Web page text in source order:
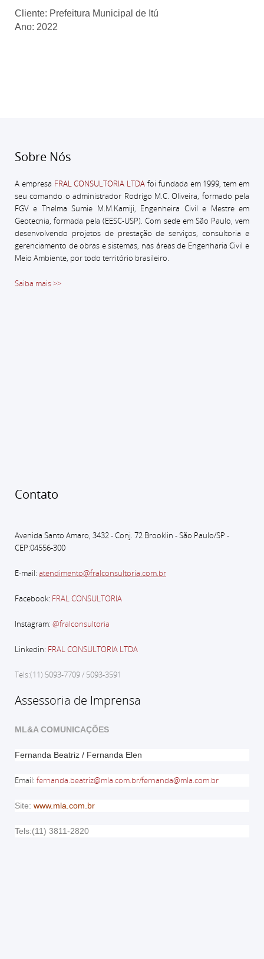
Cliente: Prefeitura Municipal de Itú
Ano: 2022
Sobre Nós
A empresa FRAL CONSULTORIA LTDA foi fundada em 1999, tem em
seu comando o administrador Rodrigo M.C. Oliveira, formado pela
FGV e Thelma Sumie M.M.Kamiji, Engenheira Civil e Mestre em
Geotecnia, formada pela (EESC-USP).Com sede em São Paulo, vem
desenvolvendo projetos de prestação de serviços, consultoria e
gerenciamento de obras e sistemas, nas áreas de Engenharia Civil e
Meio Ambiente, por todo território brasileiro.
Saiba mais >>
Contato
Avenida Santo Amaro, 3432 - Conj. 72 Brooklin - São Paulo/SP -
CEP:04556-300
E-mail: atendimento@fralconsultoria.com.br
Facebook: FRAL CONSULTORIA
Instagram: @fralconsultoria
Linkedin: FRAL CONSULTORIA LTDA
Tels:(11) 5093-7709 / 5093-3591
Assessoria de Imprensa
ML&A COMUNICAÇÕES
Fernanda Beatriz / Fernanda Elen
Email: fernanda.beatriz@mla.com.br/fernanda@mla.com.br
Site: www.mla.com.br
Tels:(11) 3811-2820